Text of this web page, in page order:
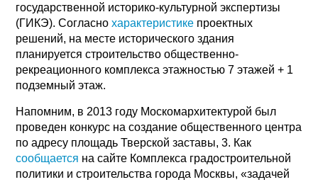
государственной историко-культурной экспертизы
(ГИКЭ). Согласнохарактеристике проектных
решений, на месте исторического здания
планируется строительство общественно-
рекреационного комплекса этажностью 7 этажей + 1
подземный этаж.
Напомним, в 2013 году Москомархитектурой был
проведен конкурс на создание общественного центра
по адресу площадь Тверской заставы, 3. Как
сообщается на сайте Комплекса градостроительной
политики и строительства города Москвы, «задачей